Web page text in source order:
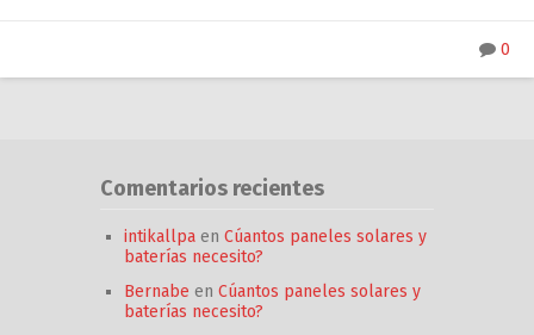
0
Comentarios recientes
intikallpa en Cúantos paneles solares y
baterías necesito?
Bernabe en Cúantos paneles solares y
baterías necesito?